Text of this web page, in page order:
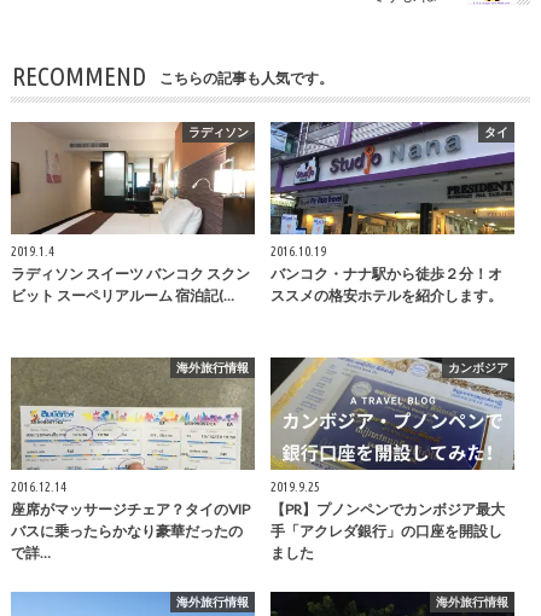
RECOMMEND こちらの記事も人気です。
ラディソン
2019.1.4
ラディソン スイーツ バンコク スクン
ビット スーペリアルーム 宿泊記(…
タイ
2016.10.19
バンコク・ナナ駅から徒歩２分！オ
ススメの格安ホテルを紹介します。
海外旅行情報
2016.12.14
座席がマッサージチェア？タイのVIP
バスに乗ったらかなり豪華だったの
で詳…
カンボジア
2019.9.25
【PR】プノンペンでカンボジア最大
手「アクレダ銀行」の口座を開設し
ました
海外旅行情報 海外旅行情報